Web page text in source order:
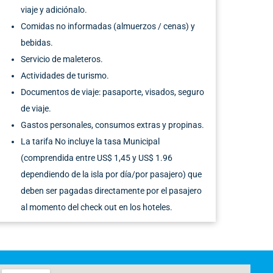
viaje y adiciónalo.
Comidas no informadas (almuerzos / cenas) y
bebidas.
Servicio de maleteros.
Actividades de turismo.
Documentos de viaje: pasaporte, visados, seguro
de viaje.
Gastos personales, consumos extras y propinas.
La tarifa No incluye la tasa Municipal
(comprendida entre US$ 1,45 y US$ 1.96
dependiendo de la isla por día/por pasajero) que
deben ser pagadas directamente por el pasajero
al momento del check out en los hoteles.